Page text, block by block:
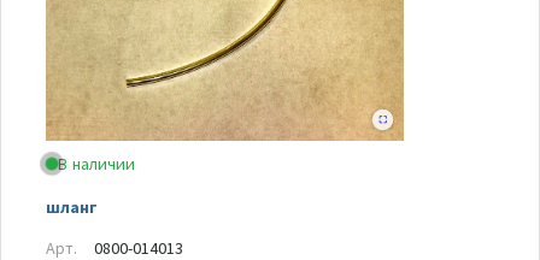
В наличии
шланг
Арт.
0800-014013